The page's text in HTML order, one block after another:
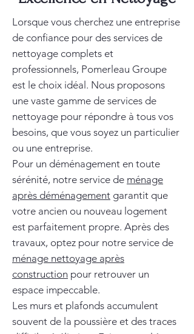
Lorsque vous cherchez une entreprise
de confiance pour des services de
nettoyage complets et
professionnels, Pomerleau Groupe
est le choix idéal. Nous proposons
une vaste gamme de services de
nettoyage pour répondre à tous vos
besoins, que vous soyez un particulier
ou une entreprise.
Pour un déménagement en toute
sérénité, notre service de ménage
après déménagement garantit que
votre ancien ou nouveau logement
est parfaitement propre. Après des
travaux, optez pour notre service de
ménage nettoyage après
construction pour retrouver un
espace impeccable.
Les murs et plafonds accumulent
souvent de la poussière et des traces